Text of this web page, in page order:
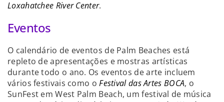
Loxahatchee River Center.
Eventos
O calendário de eventos de Palm Beaches está
repleto de apresentações e mostras artísticas
durante todo o ano. Os eventos de arte incluem
vários festivais como oFestival das Artes BOCA, o
SunFest em West Palm Beach, um festival de música